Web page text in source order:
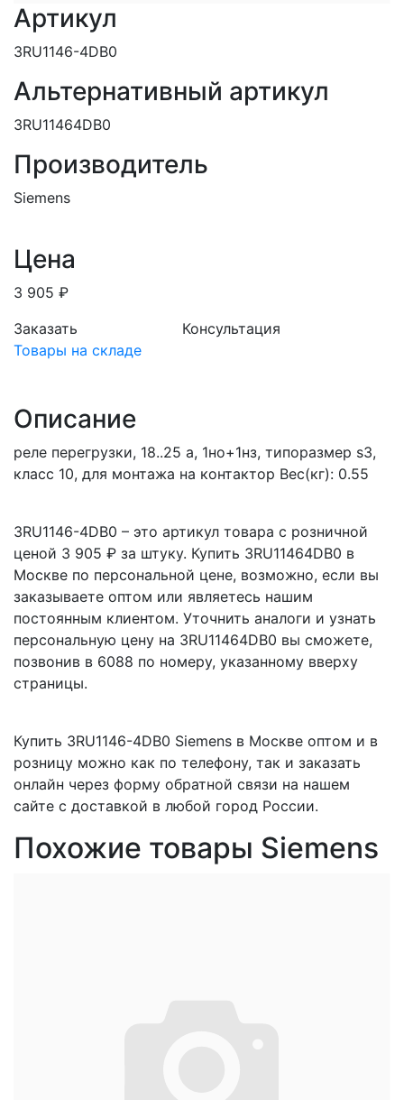
Артикул
3RU1146-4DB0
Альтернативный артикул
3RU11464DB0
Производитель
Siemens
Цена
3 905 ₽
Заказать
Консультация
Товары на складе
Описание
реле перегрузки, 18..25 a, 1нo+1нз, типоразмер s3,
класс 10, для монтажа на контактор Вес(кг): 0.55
3RU1146-4DB0 – это артикул товара с розничной
ценой 3 905 ₽ за штуку. Купить 3RU11464DB0 в
Москве по персональной цене, возможно, если вы
заказываете оптом или являетесь нашим
постоянным клиентом. Уточнить аналоги и узнать
персональную цену на 3RU11464DB0 вы сможете,
позвонив в 6088 по номеру, указанному вверху
страницы.
Купить 3RU1146-4DB0 Siemens в Москве оптом и в
розницу можно как по телефону, так и заказать
онлайн через форму обратной связи на нашем
сайте с доставкой в любой город России.
Похожие товары Siemens